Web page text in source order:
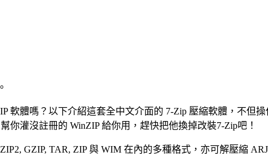
軟體嗎？以下介紹這套全中文介面的 7-Zip 壓縮軟體，不但
你灌沒註冊的 WinZIP 給你用，趕快把他換掉改裝7-Zip吧！
GZIP, TAR, ZIP 與 WIM 在內的多種格式，亦可解壓縮